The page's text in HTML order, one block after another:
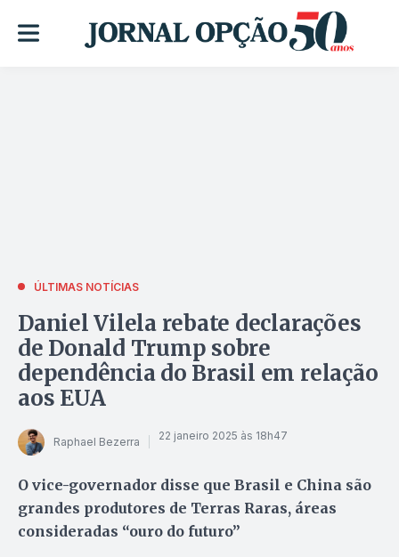
ÚLTIMAS NOTÍCIAS
Daniel Vilela rebate declarações
de Donald Trump sobre
dependência do Brasil em relação
aos EUA
Raphael Bezerra 22 janeiro 2025 às 18h47
O vice-governador disse que Brasil e China são
grandes produtores de Terras Raras, áreas
consideradas “ouro do futuro”